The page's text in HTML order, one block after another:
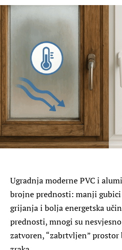
Ugradnja moderne PVC i
brojne prednosti: manji
grijanja i bolja energetska
prednosti, mnogi su
zatvoren, “zabrtvljen”